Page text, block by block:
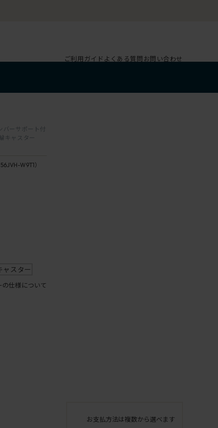
ご利用ガイド よくある質問お問い合わせ
バーサポート付
キャスター
W9T1）
ャスター
の仕様について
お支払方法は複数から選べます